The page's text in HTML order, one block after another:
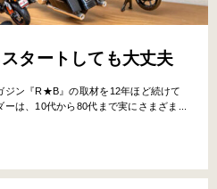
タートしても大丈夫
ジン『R★B』の取材を12年ほど続けて
は、10代から80代まで実にさまざま...